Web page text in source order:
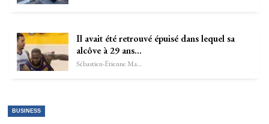
Il avait été retrouvé épuisé dans lequel sa
alcôve à 29 ans…
Sébastien-Étienne Marechal
BUSINESS